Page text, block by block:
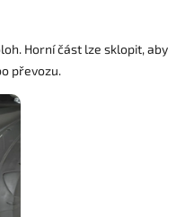
Horní část lze sklopit, aby
převozu.